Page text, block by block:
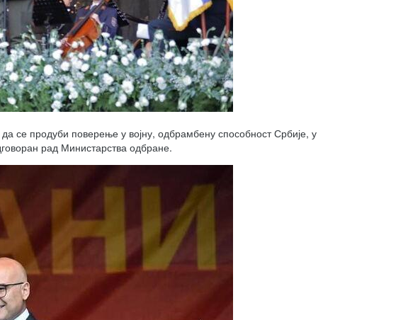
се продуби поверење у војну, одбрамбену способност Србије, у
рад Министарства одбране.